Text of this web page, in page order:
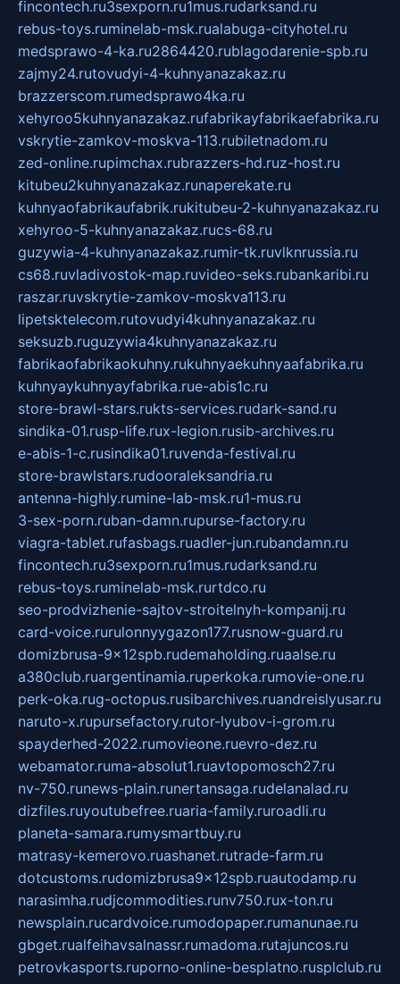
fincontech.ru3sexporn.ru1mus.rudarksand.ru
rebus-toys.ruminelab-msk.rualabuga-cityhotel.ru
medsprawo-4-ka.ru2864420.rublagodarenie-spb.ru
zajmy24.rutovudyi-4-kuhnyanazakaz.ru
brazzerscom.rumedsprawo4ka.ru
xehyroo5kuhnyanazakaz.rufabrikayfabrikaefabrika.ru
vskrytie-zamkov-moskva-113.rubiletnadom.ru
zed-online.rupimchax.rubrazzers-hd.ruz-host.ru
kitubeu2kuhnyanazakaz.runaperekate.ru
kuhnyaofabrikaufabrik.rukitubeu-2-kuhnyanazakaz.ru
xehyroo-5-kuhnyanazakaz.rucs-68.ru
guzywia-4-kuhnyanazakaz.rumir-tk.ruvlknrussia.ru
cs68.ruvladivostok-map.ruvideo-seks.rubankaribi.ru
raszar.ruvskrytie-zamkov-moskva113.ru
lipetsktelecom.rutovudyi4kuhnyanazakaz.ru
seksuzb.ruguzywia4kuhnyanazakaz.ru
fabrikaofabrikaokuhny.rukuhnyaekuhnyaafabrika.ru
kuhnyaykuhnyayfabrika.rue-abis1c.ru
store-brawl-stars.rukts-services.rudark-sand.ru
sindika-01.rusp-life.rux-legion.rusib-archives.ru
e-abis-1-c.rusindika01.ruvenda-festival.ru
store-brawlstars.rudooraleksandria.ru
antenna-highly.rumine-lab-msk.ru1-mus.ru
3-sex-porn.ruban-damn.rupurse-factory.ru
viagra-tablet.rufasbags.ruadler-jun.rubandamn.ru
fincontech.ru3sexporn.ru1mus.rudarksand.ru
rebus-toys.ruminelab-msk.rurtdco.ru
seo-prodvizhenie-sajtov-stroitelnyh-kompanij.ru
card-voice.rurulonnyygazon177.rusnow-guard.ru
domizbrusa-9x12spb.rudemaholding.ruaalse.ru
a380club.ruargentinamia.ruperkoka.rumovie-one.ru
perk-oka.rug-octopus.rusibarchives.ruandreislyusar.ru
naruto-x.rupursefactory.rutor-lyubov-i-grom.ru
spayderhed-2022.rumovieone.ruevro-dez.ru
webamator.ruma-absolut1.ruavtopomosch27.ru
nv-750.runews-plain.runertansaga.rudelanalad.ru
dizfiles.ruyoutubefree.ruaria-family.ruroadli.ru
planeta-samara.rumysmartbuy.ru
matrasy-kemerovo.ruashanet.rutrade-farm.ru
dotcustoms.rudomizbrusa9x12spb.ruautodamp.ru
narasimha.rudjcommodities.runv750.rux-ton.ru
newsplain.rucardvoice.rumodopaper.rumanunae.ru
gbget.rualfeihavsalnassr.rumadoma.rutajuncos.ru
petrovkasports.ruporno-online-besplatno.rusplclub.ru